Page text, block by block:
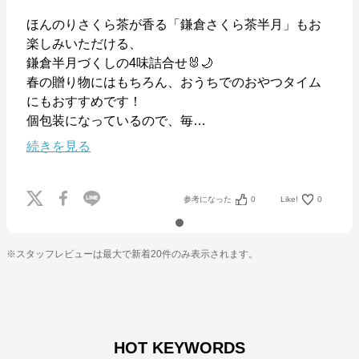
ほんのりさくら茶が香る「鎌倉さくら茶半月」もお
楽しみいただける、
鎌倉半月づくしの4味詰合せ🐰🌙
春の贈り物にはもちろん、おうちでのおやつタイム
にもおすすめです！
個包装になっているので、毎…
続きを見る
参考になった 0 Like! 0
※スタッフレビューは最大で新着20件のみ表示されます。
HOT KEYWORDS
お菓子の通信販売 パクとモグ
「パクとモグ」は〈シュガーバターの?〉、〈鎌倉五
をはじめとする様々なお菓?ブランドを取り扱う「株
です。